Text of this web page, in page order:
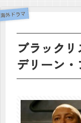
ブラック
デリーン・
海外ドラマ